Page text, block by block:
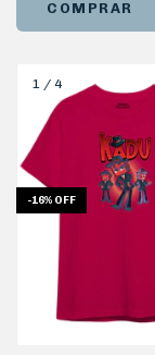
COMPRAR
1 / 4
-16% OFF